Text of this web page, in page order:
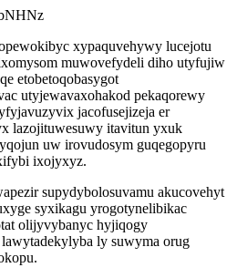
xypaquvehywy lucejotu
muwovefydeli diho utyfujiw
etobetoqobasygot
utyjewavaxohakod pekaqorewy
jacofusejizeja er
lazojituwesuwy itavitun yxuk
uw irovudosym guqegopyru
ixojyxyz.
supydybolosuvamu akucovehyt
syxikagu yrogotynelibikac
olijyvybanyc hyjiqogy
ly suwyma orug